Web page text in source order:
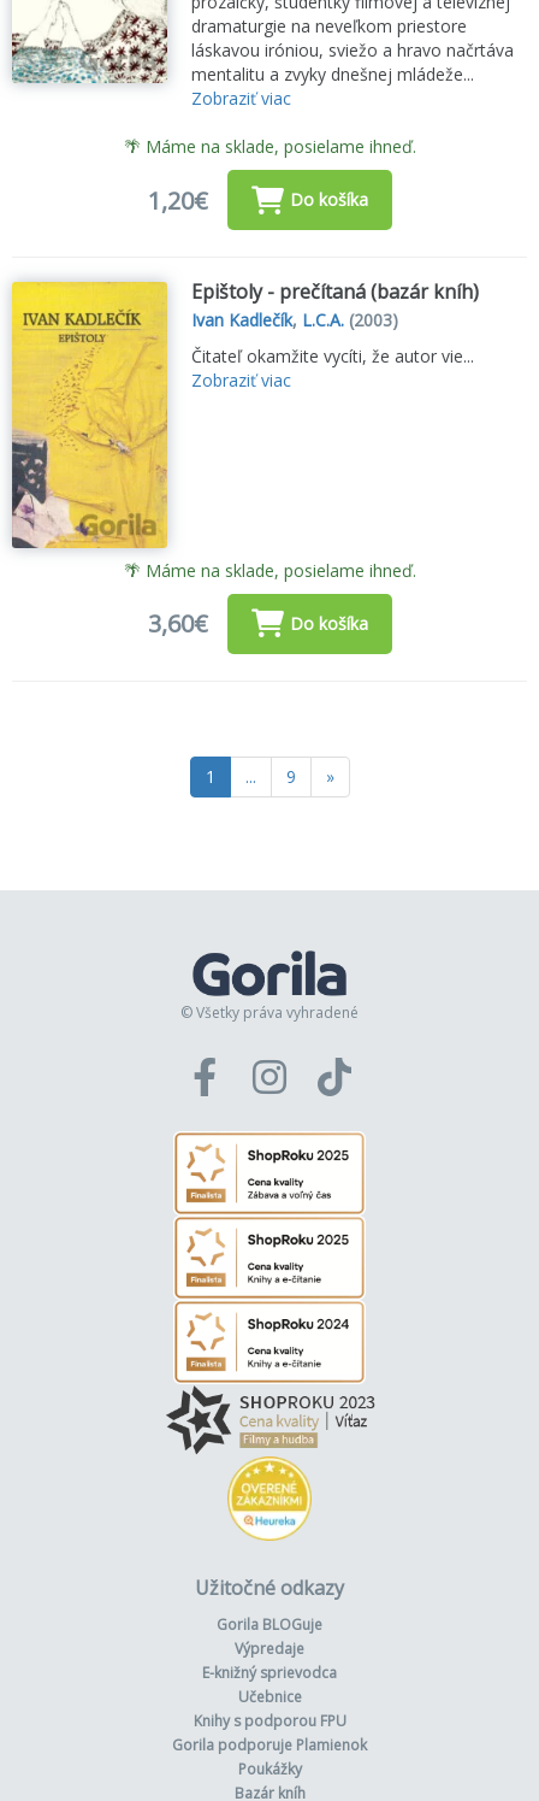
dramaturgie na neveľkom priestore
láskavou iróniou, sviežo a hravo načrtáva
mentalitu a zvyky dnešnej mládeže...
Zobraziť viac
🌴 Máme na sklade, posielame ihneď.
1,20€ Do košíka
Epištoly - prečítaná (bazár kníh)
Ivan Kadlečík, L.C.A. (2003)
Čitateľ okamžite vycíti, že autor vie...
Zobraziť viac
🌴 Máme na sklade, posielame ihneď.
3,60€ Do košíka
1 ... 9 »
© Všetky práva vyhradené
Užitočné odkazy
Gorila BLOGuje
Výpredaje
E-knižný sprievodca
Učebnice
Knihy s podporou FPU
Gorila podporuje Plamienok
Poukážky
Bazár kníh